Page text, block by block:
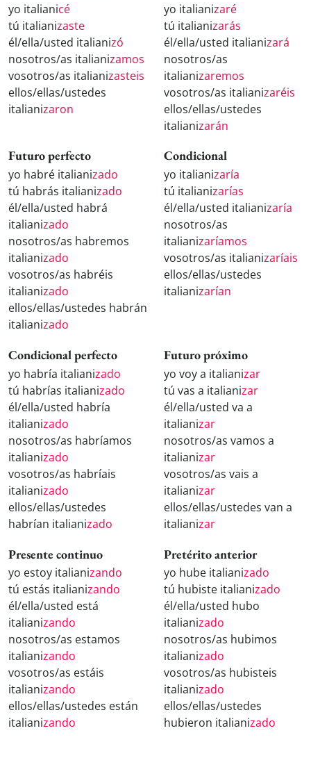
yo italianicé
tú italianizaste
él/ella/usted italianizó
nosotros/as italianizamos
vosotros/as italianizasteis
ellos/ellas/ustedes
italianizaron
yo italianizaré
tú italianizarás
él/ella/usted italianizará
nosotros/as
italianizaremos
vosotros/as italianizaréis
ellos/ellas/ustedes
italianizarán
Futuro perfecto
yo habré italianizado
tú habrás italianizado
él/ella/usted habrá
italianizado
nosotros/as habremos
italianizado
vosotros/as habréis
italianizado
ellos/ellas/ustedes habrán
italianizado
Condicional
yo italianizaría
tú italianizarías
él/ella/usted italianizaría
nosotros/as
italianizaríamos
vosotros/as italianizaríais
ellos/ellas/ustedes
italianizarían
Condicional perfecto
yo habría italianizado
tú habrías italianizado
él/ella/usted habría
italianizado
nosotros/as habríamos
italianizado
vosotros/as habríais
italianizado
ellos/ellas/ustedes
habrían italianizado
Futuro próximo
yo voy a italianizar
tú vas a italianizar
él/ella/usted va a
italianizar
nosotros/as vamos a
italianizar
vosotros/as vais a
italianizar
ellos/ellas/ustedes van a
italianizar
Presente continuo
yo estoy italianizando
tú estás italianizando
él/ella/usted está
italianizando
nosotros/as estamos
italianizando
vosotros/as estáis
italianizando
ellos/ellas/ustedes están
italianizando
Pretérito anterior
yo hube italianizado
tú hubiste italianizado
él/ella/usted hubo
italianizado
nosotros/as hubimos
italianizado
vosotros/as hubisteis
italianizado
ellos/ellas/ustedes
hubieron italianizado